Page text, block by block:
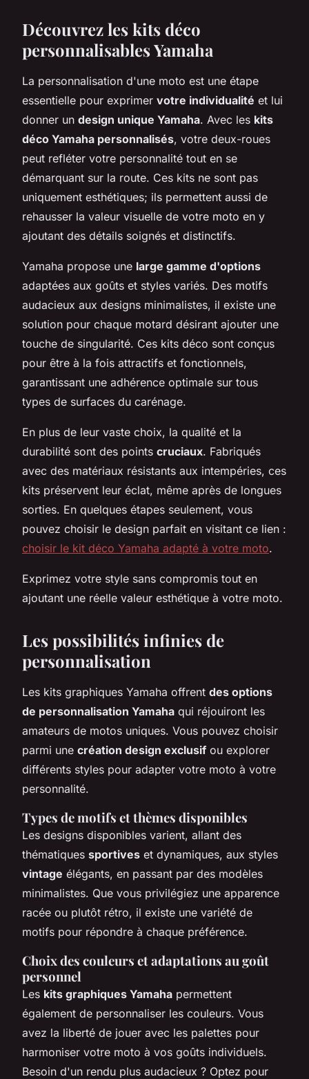
Découvrez les kits déco
personnalisables Yamaha
La personnalisation d'une moto est une étape
essentielle pour exprimer votre individualité et lui
donner un design unique Yamaha. Avec les kits
déco Yamaha personnalisés, votre deux-roues
peut refléter votre personnalité tout en se
démarquant sur la route. Ces kits ne sont pas
uniquement esthétiques; ils permettent aussi de
rehausser la valeur visuelle de votre moto en y
ajoutant des détails soignés et distinctifs.
Yamaha propose une large gamme d'options
adaptées aux goûts et styles variés. Des motifs
audacieux aux designs minimalistes, il existe une
solution pour chaque motard désirant ajouter une
touche de singularité. Ces kits déco sont conçus
pour être à la fois attractifs et fonctionnels,
garantissant une adhérence optimale sur tous
types de surfaces du carénage.
En plus de leur vaste choix, la qualité et la
durabilité sont des points cruciaux. Fabriqués
avec des matériaux résistants aux intempéries, ces
kits préservent leur éclat, même après de longues
sorties. En quelques étapes seulement, vous
pouvez choisir le design parfait en visitant ce lien :
choisir le kit déco Yamaha adapté à votre moto.
Exprimez votre style sans compromis tout en
ajoutant une réelle valeur esthétique à votre moto.
Les possibilités infinies de
personnalisation
Les kits graphiques Yamaha offrent des options
de personnalisation Yamaha qui réjouiront les
amateurs de motos uniques. Vous pouvez choisir
parmi une création design exclusif ou explorer
différents styles pour adapter votre moto à votre
personnalité.
Types de motifs et thèmes disponibles
Les designs disponibles varient, allant des
thématiques sportives et dynamiques, aux styles
vintage élégants, en passant par des modèles
minimalistes. Que vous privilégiez une apparence
racée ou plutôt rétro, il existe une variété de
motifs pour répondre à chaque préférence.
Choix des couleurs et adaptations au goût
personnel
Les kits graphiques Yamaha permettent
également de personnaliser les couleurs. Vous
avez la liberté de jouer avec les palettes pour
harmoniser votre moto à vos goûts individuels.
Besoin d'un rendu plus audacieux ? Optez pour